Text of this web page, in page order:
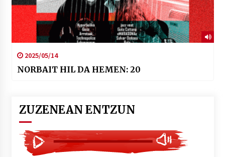
2025/05/14
NORBAIT HIL DA HEMEN: 20
ZUZENEAN ENTZUN